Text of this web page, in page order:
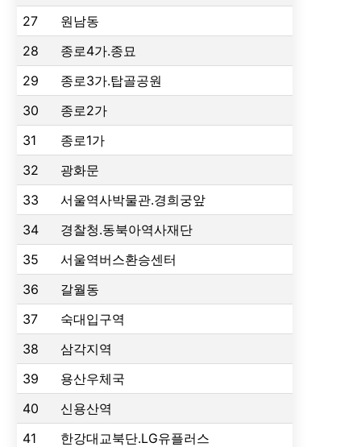
27
원남동
28
종로4가.종묘
29
종로3가.탑골공원
30
종로2가
31
종로1가
32
광화문
33
서울역사박물관.경희궁앞
34
경찰청.동북아역사재단
35
서울역버스환승센터
36
갈월동
37
숙대입구역
38
삼각지역
39
용산우체국
40
신용산역
41
한강대교북단.LG유플러스